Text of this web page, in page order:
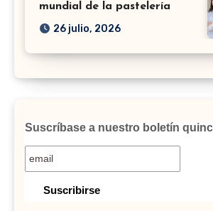
mundial de la pastelería
26 julio, 2026
Suscríbase a nuestro boletín